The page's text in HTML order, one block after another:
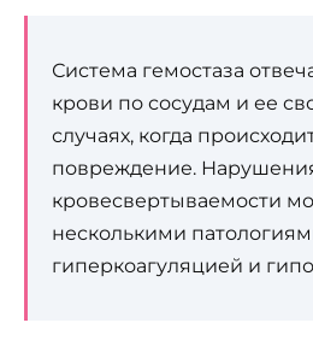
Система гемостаза
крови по сосудам и ее
случаях, когда
повреждение.
кровесвертываемости
несколькими
гиперкоагуляцией и